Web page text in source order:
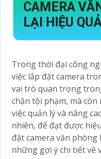
CAMERA
LẠI HIỆU
Trong thời đại công
việc lắp đặt camera
vai trò quan trọng
chặn tội phạm, mà
việc quản lý và nâng
nhiên, để đạt được
đặt camera văn
những gợi ý chi tiết về